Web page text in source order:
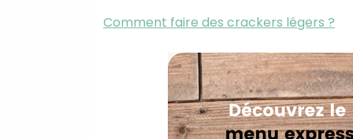
Comment faire des crackers légers ?